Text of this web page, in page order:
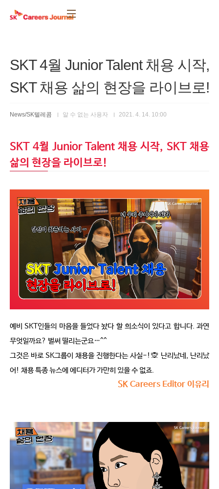
SKT 4월 Junior Talent 채용 시작,
SKT 채용 삶의 현장을 라이브로!
News/SK텔레콤 알 수 없는 사용자 2021. 4. 14. 10:00
SKT 4월 Junior Talent 채용 시작, SKT 채용
삶의 현장을 라이브로!
예비 SKT인들의 마음을 들었다 놨다 할 희소식이 있다고 합니다. 과연
무엇일까요? 벌써 떨리는군요…^^
그것은 바로 SK그룹이 채용을 진행한다는 사실-! 🙊 난리났네 , 난리났
어 ! 채용 특종 뉴스에 에디터가 가만히 있을 수 없죠.
SK Careers Editor 이유리